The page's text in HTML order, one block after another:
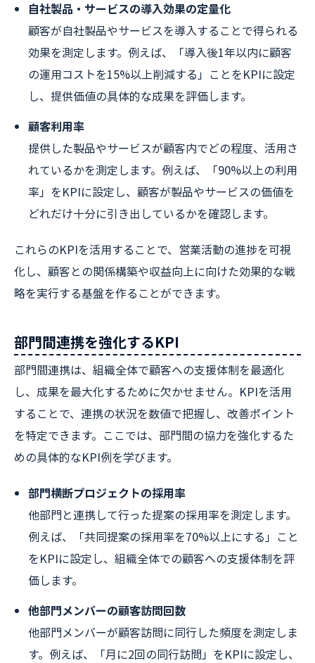
自社製品・サービスの導入効果の定量化
顧客が自社製品やサービスを導入することで得られる
効果を測定します。例えば、「導入後1年以内に顧客
の運用コストを15%以上削減する」ことをKPIに設定
し、提供価値の具体的な成果を評価します。
顧客利用率
提供した製品やサービスが顧客内でどの程度、活用さ
れているかを測定します。例えば、「90%以上の利用
率」をKPIに設定し、顧客が製品やサービスの価値を
どれだけ十分に引き出しているかを確認します。
これらのKPIを活用することで、営業活動の進捗を可視
化し、顧客との関係構築や収益向上に向けた効果的な戦
略を実行する基盤を作ることができます。
部門間連携を強化するKPI
部門間連携は、組織全体で顧客への支援体制を最適化
し、成果を最大化するために欠かせません。KPIを活用
することで、連携の状況を数値で把握し、改善ポイント
を特定できます。ここでは、部門間の協力を強化するた
めの具体的なKPI例を学びます。
部門横断プロジェクトの採用率
他部門と連携して行った提案の採用率を測定します。
例えば、「共同提案の採用率を70%以上にする」こと
をKPIに設定し、組織全体での顧客への支援体制を評
価します。
他部門メンバーの顧客訪問回数
他部門メンバーが顧客訪問に同行した頻度を測定しま
す。例えば、「月に2回の同行訪問」をKPIに設定し、